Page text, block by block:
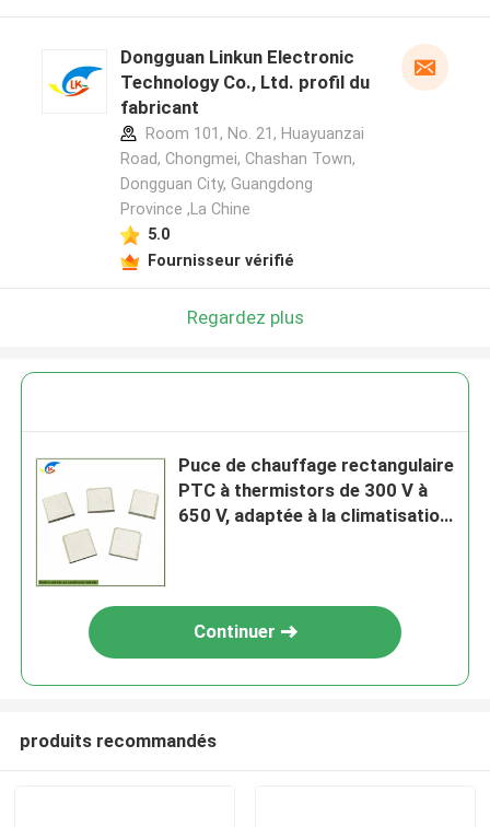
Dongguan Linkun Electronic
Technology Co., Ltd. profil du
fabricant
Room 101, No. 21, Huayuanzai
Road, Chongmei, Chashan Town,
Dongguan City, Guangdong
Province ,La Chine
5.0
Fournisseur vérifié
Regardez plus
Puce de chauffage rectangulaire
PTC à thermistors de 300 V à
650 V, adaptée à la climatisation
Continuer
produits recommandés